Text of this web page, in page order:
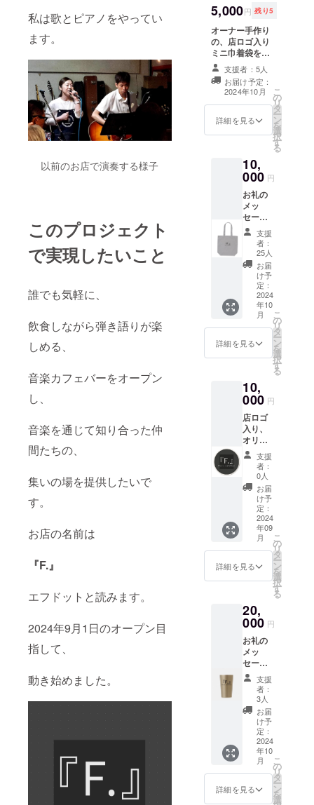
私は歌とピアノをやってい
ます。
以前のお店で演奏する様子
このプロジェクト
で実現したいこと
誰でも気軽に、
飲食しながら弾き語りが楽
しめる、
音楽カフェバーをオープン
し、
音楽を通じて知り合った仲
間たちの、
集いの場を提供したいで
す。
お店の名前は
『F.』
エフドットと読みます。
2024年9月1日のオープン目
指して、
動き始めました。
効期限2025.1.31
まで
5,000円 残り5
オーナー手作り
の、店ロゴ入り
ミニ巾着袋をお
送り致します。
サイズは縦約17
㎝、横約15㎝、
マチなし を予定
しています。 サ
イズやは、少し
作りの為、予定
より遅れる場合
があります。
支援者：5人
お届け予定：
2024年10月
詳細を見る
こ
の
リ
タ
ー
ン
を
選
択
す
る
10,
000 円
お礼の
メッ
セージ
と共
に、オ
リジナ
ル店ロ
ゴ入り
トート
バッグ
をお送
りいた
しま
す。 サ
イズ
は、縦
㎝、横
約37
㎝、マ
チ約11
㎝ のも
のを予
定して
いま
す。 画
像はイ
メージ
です。
実際の
ものと
は異な
る場合
があり
い。
支援
者：
25人
お届
け予
定：
2024
年10
月
詳細を見る
こ
の
リ
タ
ー
ン
を
選
択
す
る
10,
000 円
店ロゴ
入り、
オリジ
ナル
コース
ターを
お送り
致しま
す。 吸
水力が
自慢の
丸形白
雲石
コース
ター
で、
の結露
をどん
どん吸
水して
くれま
す。 裏
面はコ
ルク素
材なの
で机に
優し
く、滑
りにく
くなっ
ており
ます。
サイズ
支援
者：
0人
お届
け予
定：
2024
年09
月
詳細を見る
こ
の
リ
タ
ー
ン
を
選
択
す
る
20,
000 円
お礼の
メッ
セージ
と共
に、お
店のロ
ゴ入り
タンブ
ラーを
お送り
致しま
す。 画
像はイ
メージ
です。
支援
者：
3人
お届
け予
定：
2024
年10
月
詳細を見る
こ
の
リ
タ
ー
ン
を
選